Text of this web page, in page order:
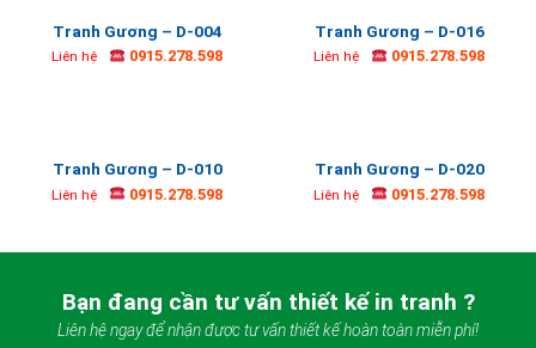
Tranh Gương – D-004
Liên hệ 0915.278.598
Tranh Gương – D-016
Liên hệ 0915.278.598
Tranh Gương – D-010
Liên hệ 0915.278.598
Tranh Gương – D-020
Liên hệ 0915.278.598
Bạn đang cần tư vấn thiết kế in tranh ?
Liên hệ ngay để nhận được tư vấn thiết kế hoàn toàn miễn phí!